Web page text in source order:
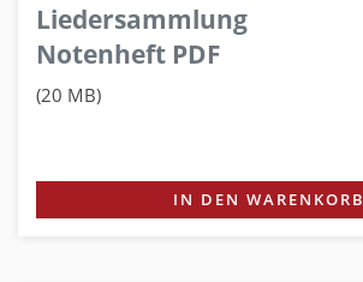
Liedersammlung
Notenheft PDF
(20 MB)
IN DEN WARENKORB